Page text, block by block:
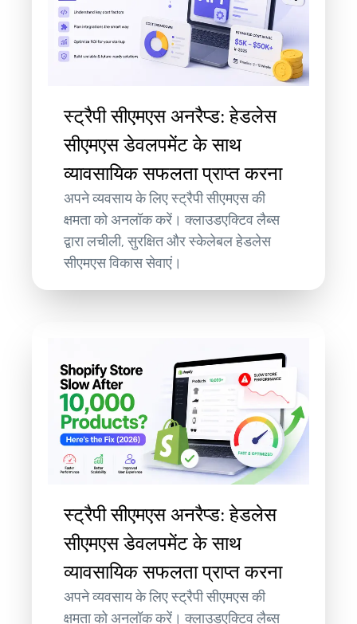
स्ट्रैपी सीएमएस अनरैप्ड: हेडलेस
सीएमएस डेवलपमेंट के साथ
व्यावसायिक सफलता प्राप्त करना
अपने व्यवसाय के लिए स्ट्रैपी सीएमएस की
क्षमता को अनलॉक करें। क्लाउडएक्टिव लैब्स
द्वारा लचीली, सुरक्षित और स्केलेबल हेडलेस
सीएमएस विकास सेवाएं।
स्ट्रैपी सीएमएस अनरैप्ड: हेडलेस
सीएमएस डेवलपमेंट के साथ
व्यावसायिक सफलता प्राप्त करना
अपने व्यवसाय के लिए स्ट्रैपी सीएमएस की
क्षमता को अनलॉक करें। क्लाउडएक्टिव लैब्स